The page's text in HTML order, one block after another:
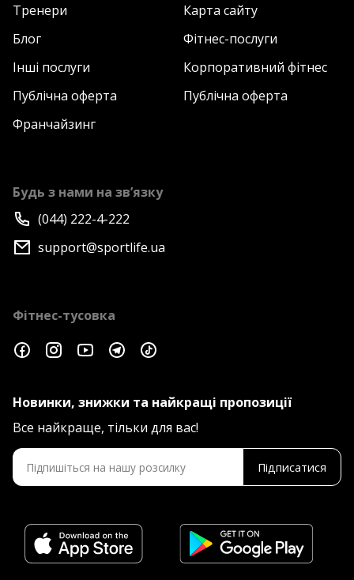
Тренери
Карта сайту
Блог
Фітнес-послуги
Інші послуги
Корпоративний фітнес
Публічна оферта
Публічна оферта
Франчайзинг
Будь з нами на зв’язку
(044) 222-4-222
support@sportlife.ua
Фітнес-тусовка
Новинки, знижки та найкращі пропозиції
Все найкраще, тільки для вас!
Підписатися